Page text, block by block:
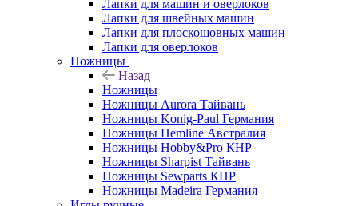
Лапки для машин и оверлоков
Лапки для швейных машин
Лапки для плоскошовных машин
Лапки для оверлоков
Ножницы
Назад
Ножницы
Ножницы Aurora Тайвань
Ножницы Konig-Paul Германия
Ножницы Hemline Австралия
Ножницы Hobby&Pro КНР
Ножницы Sharpist Тайвань
Ножницы Sewparts КНР
Ножницы Madeira Германия